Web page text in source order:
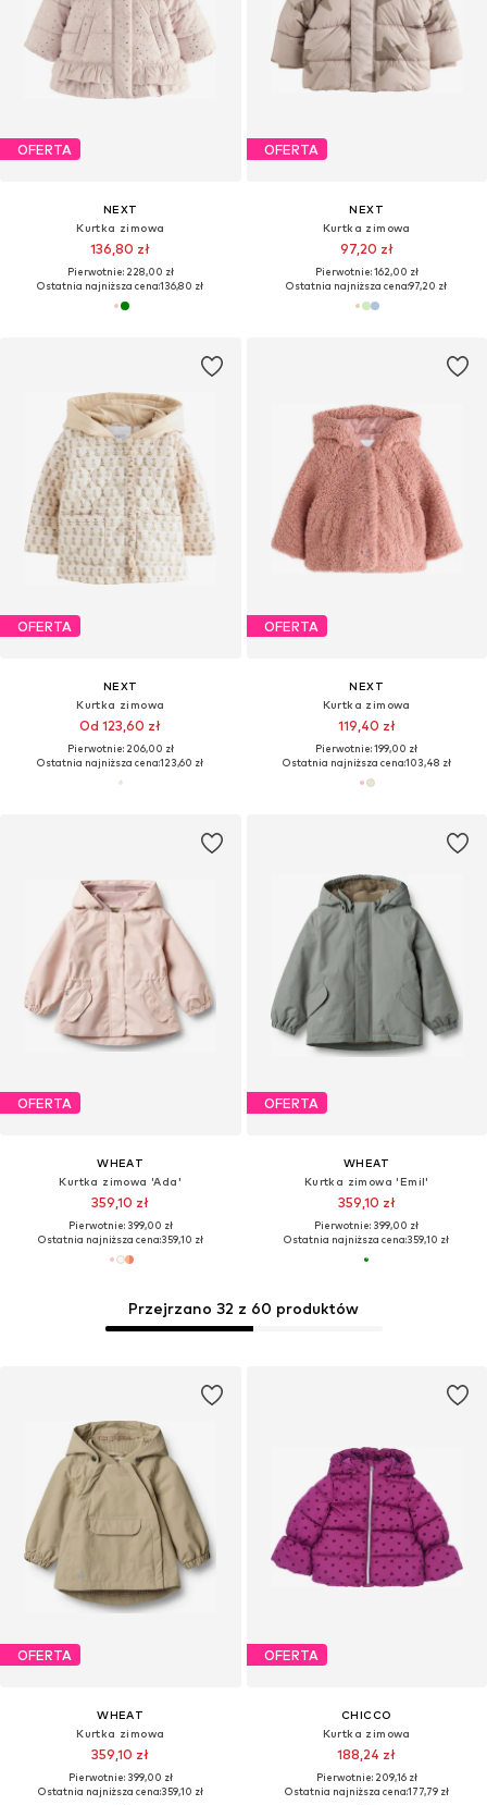
OFERTA
NEXT
Kurtka zimowa
136,80 zł
Pierwotnie: 228,00 zł
Ostatnia najniższa cena:136,80 zł
OFERTA
NEXT
Kurtka zimowa
97,20 zł
Pierwotnie: 162,00 zł
Ostatnia najniższa cena:97,20 zł
OFERTA
NEXT
Kurtka zimowa
Od 123,60 zł
Pierwotnie: 206,00 zł
Ostatnia najniższa cena:123,60 zł
OFERTA
NEXT
Kurtka zimowa
119,40 zł
Pierwotnie: 199,00 zł
Ostatnia najniższa cena:103,48 zł
OFERTA
WHEAT
Kurtka zimowa 'Ada'
359,10 zł
Pierwotnie: 399,00 zł
Ostatnia najniższa cena:359,10 zł
OFERTA
WHEAT
Kurtka zimowa 'Emil'
359,10 zł
Pierwotnie: 399,00 zł
Ostatnia najniższa cena:359,10 zł
Przejrzano 32 z 60 produktów
OFERTA
WHEAT
Kurtka zimowa
359,10 zł
Pierwotnie: 399,00 zł
Ostatnia najniższa cena:359,10 zł
OFERTA
CHICCO
Kurtka zimowa
188,24 zł
Pierwotnie: 209,16 zł
Ostatnia najniższa cena:177,79 zł